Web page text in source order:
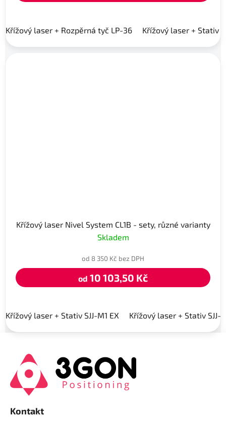
Křížový laser + Rozpěrná tyč LP-36 Křížový laser + Stativ
Křížový laser Nivel System CL1B - sety, různé varianty
Skladem
od 8 350 Kč bez DPH
od 10 103,50 Kč
Křížový laser + Stativ SJJ-M1 EX Křížový laser + Stativ SJJ-
Kontakt